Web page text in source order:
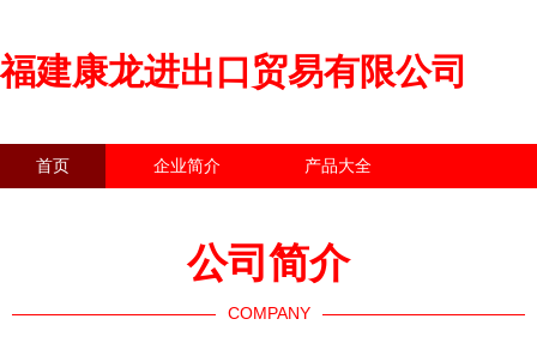
福建康龙进出口贸易有限公司
首页 企业简介 产品大全
公司简介
COMPANY